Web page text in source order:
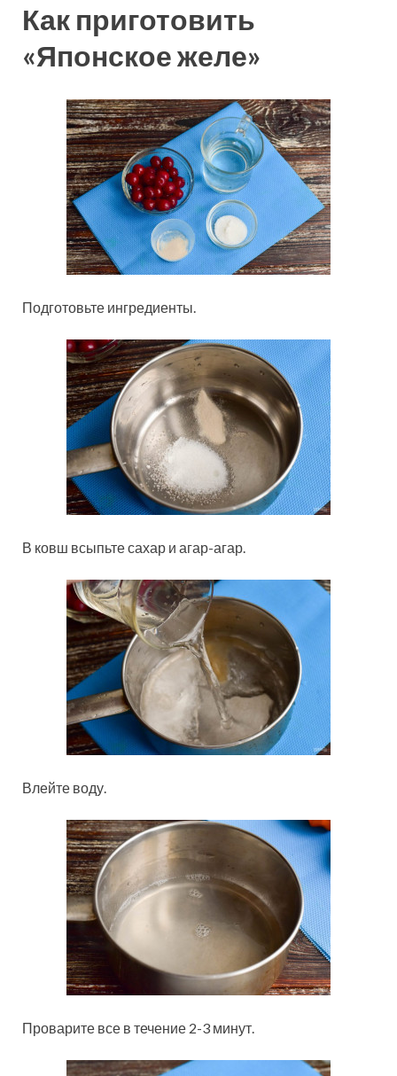
Как приготовить
«Японское желе»
Подготовьте ингредиенты.
В ковш всыпьте сахар и агар-агар.
Влейте воду.
Проварите все в течение 2-3 минут.